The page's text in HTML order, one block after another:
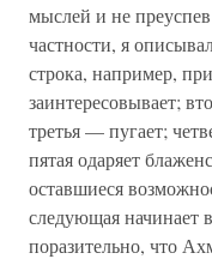
мыслей и не
частности, я
строка, например,
заинтересовывает;
третья — пугает;
пятая одаряет
оставшиеся
следующая начинает
поразительно, что